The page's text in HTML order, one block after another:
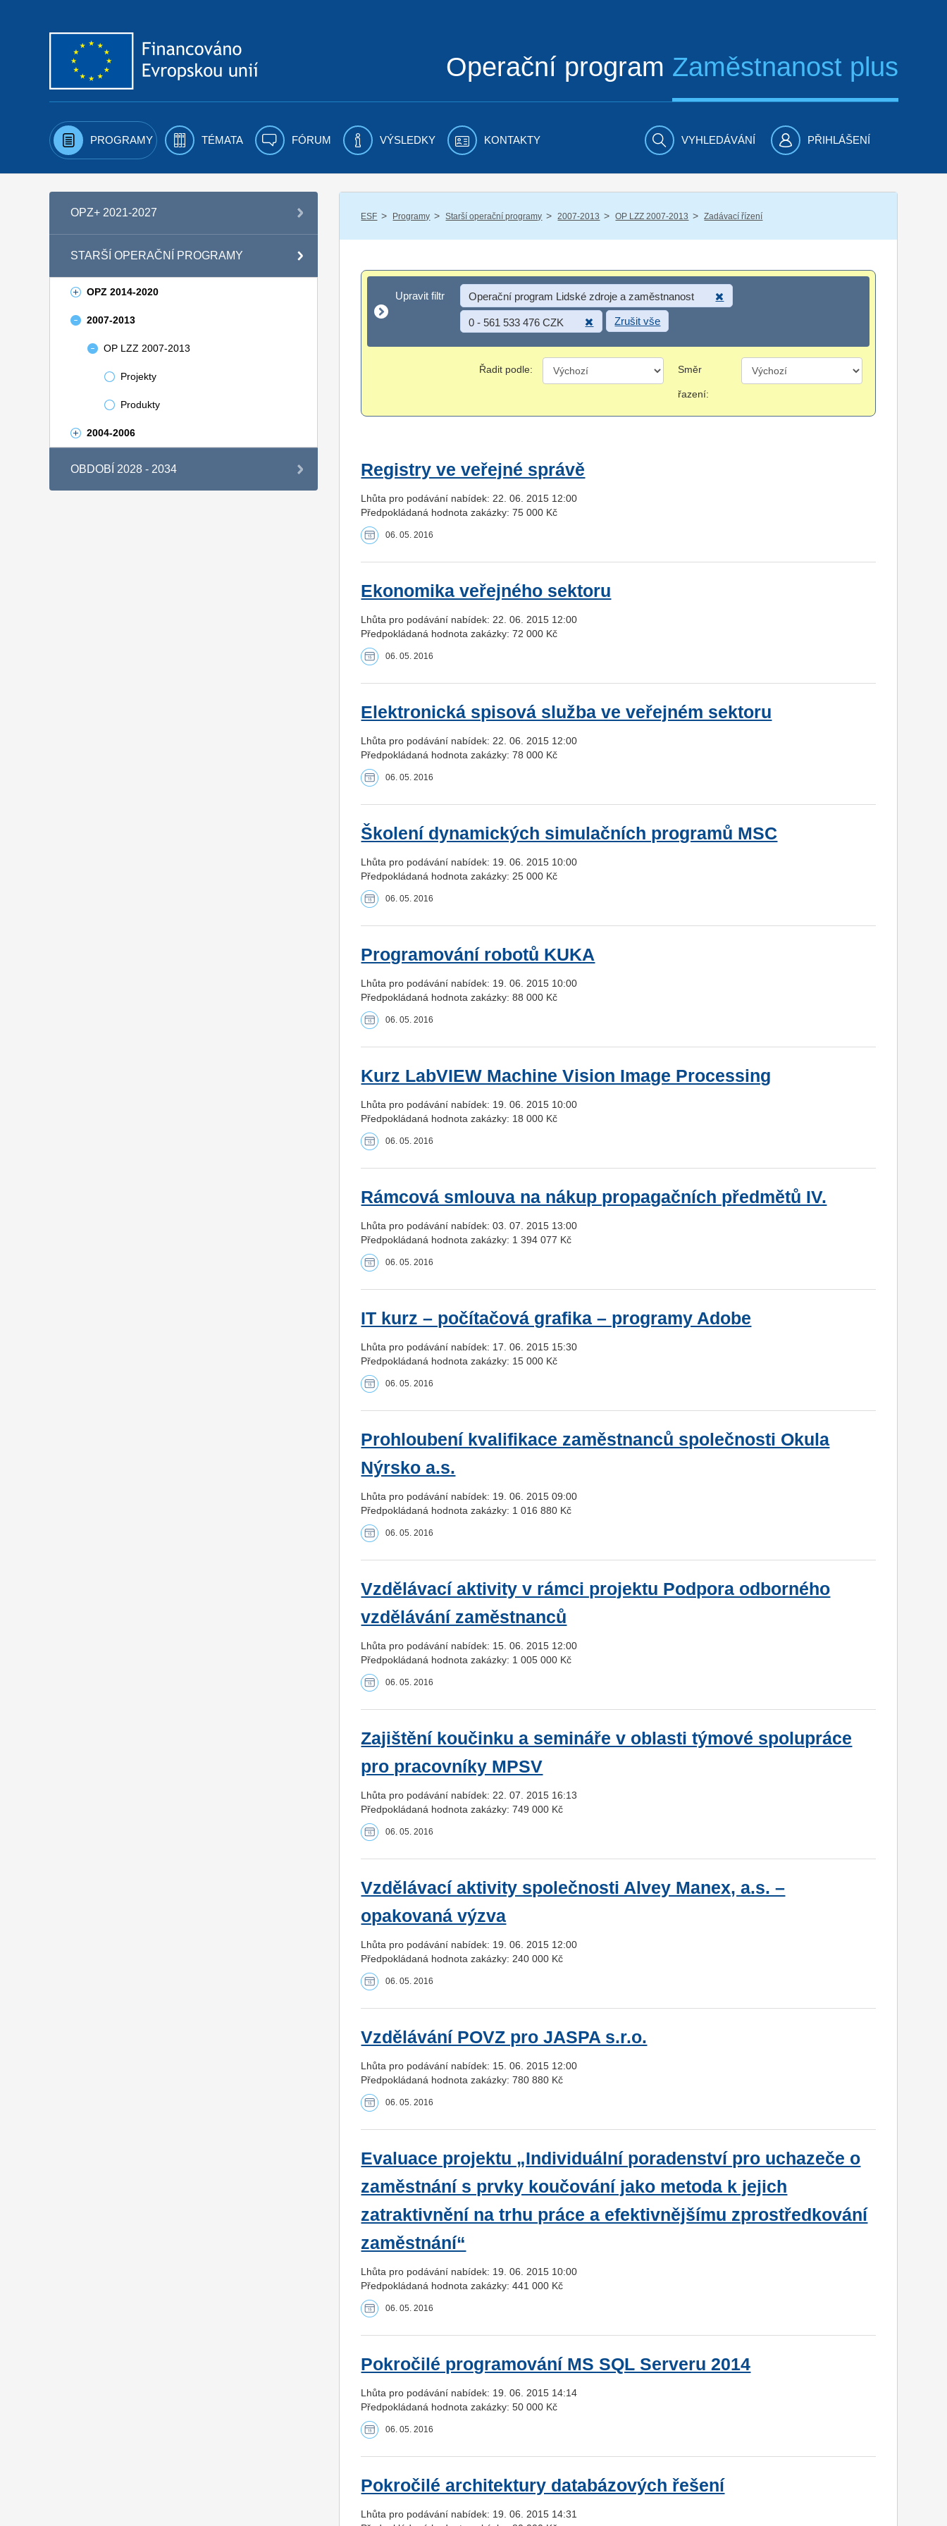
Operační program Zaměstnanost plus
PROGRAMY TÉMATA FÓRUM VÝSLEDKY KONTAKTY VYHLEDÁVÁNÍ PŘIHLÁŠENÍ
OPZ+ 2021-2027
STARŠÍ OPERAČNÍ PROGRAMY
OPZ 2014-2020
2007-2013
OP LZZ 2007-2013
Projekty
Produkty
2004-2006
OBDOBÍ 2028 - 2034
ESF / Programy / Starší operační programy / 2007-2013 / OP LZZ 2007-2013 / Zadávací řízení
Upravit filtr
Upravit filtr Operační program Lidské zdroje a zaměstnanost
0 - 561 533 476 CZK Zrušit vše
Řadit podle: Směr
řazení:
Registry ve veřejné správě
Lhůta pro podávání nabídek: 22. 06. 2015 12:00
Předpokládaná hodnota zakázky: 75 000 Kč
06. 05. 2016
Ekonomika veřejného sektoru
Lhůta pro podávání nabídek: 22. 06. 2015 12:00
Předpokládaná hodnota zakázky: 72 000 Kč
06. 05. 2016
Elektronická spisová služba ve veřejném sektoru
Lhůta pro podávání nabídek: 22. 06. 2015 12:00
Předpokládaná hodnota zakázky: 78 000 Kč
06. 05. 2016
Školení dynamických simulačních programů MSC
Lhůta pro podávání nabídek: 19. 06. 2015 10:00
Předpokládaná hodnota zakázky: 25 000 Kč
06. 05. 2016
Programování robotů KUKA
Lhůta pro podávání nabídek: 19. 06. 2015 10:00
Předpokládaná hodnota zakázky: 88 000 Kč
06. 05. 2016
Kurz LabVIEW Machine Vision Image Processing
Lhůta pro podávání nabídek: 19. 06. 2015 10:00
Předpokládaná hodnota zakázky: 18 000 Kč
06. 05. 2016
Rámcová smlouva na nákup propagačních předmětů IV.
Lhůta pro podávání nabídek: 03. 07. 2015 13:00
Předpokládaná hodnota zakázky: 1 394 077 Kč
06. 05. 2016
IT kurz – počítačová grafika – programy Adobe
Lhůta pro podávání nabídek: 17. 06. 2015 15:30
Předpokládaná hodnota zakázky: 15 000 Kč
06. 05. 2016
Prohloubení kvalifikace zaměstnanců společnosti Okula
Nýrsko a.s.
Lhůta pro podávání nabídek: 19. 06. 2015 09:00
Předpokládaná hodnota zakázky: 1 016 880 Kč
06. 05. 2016
Vzdělávací aktivity v rámci projektu Podpora odborného
vzdělávání zaměstnanců
Lhůta pro podávání nabídek: 15. 06. 2015 12:00
Předpokládaná hodnota zakázky: 1 005 000 Kč
06. 05. 2016
Zajištění koučinku a semináře v oblasti týmové spolupráce
pro pracovníky MPSV
Lhůta pro podávání nabídek: 22. 07. 2015 16:13
Předpokládaná hodnota zakázky: 749 000 Kč
06. 05. 2016
Vzdělávací aktivity společnosti Alvey Manex, a.s. –
opakovaná výzva
Lhůta pro podávání nabídek: 19. 06. 2015 12:00
Předpokládaná hodnota zakázky: 240 000 Kč
06. 05. 2016
Vzdělávání POVZ pro JASPA s.r.o.
Lhůta pro podávání nabídek: 15. 06. 2015 12:00
Předpokládaná hodnota zakázky: 780 880 Kč
06. 05. 2016
Evaluace projektu „Individuální poradenství pro uchazeče o
zaměstnání s prvky koučování jako metoda k jejich
zatraktivnění na trhu práce a efektivnějšímu zprostředkování
zaměstnání“
Lhůta pro podávání nabídek: 19. 06. 2015 10:00
Předpokládaná hodnota zakázky: 441 000 Kč
06. 05. 2016
Pokročilé programování MS SQL Serveru 2014
Lhůta pro podávání nabídek: 19. 06. 2015 14:14
Předpokládaná hodnota zakázky: 50 000 Kč
06. 05. 2016
Pokročilé architektury databázových řešení
Lhůta pro podávání nabídek: 19. 06. 2015 14:31